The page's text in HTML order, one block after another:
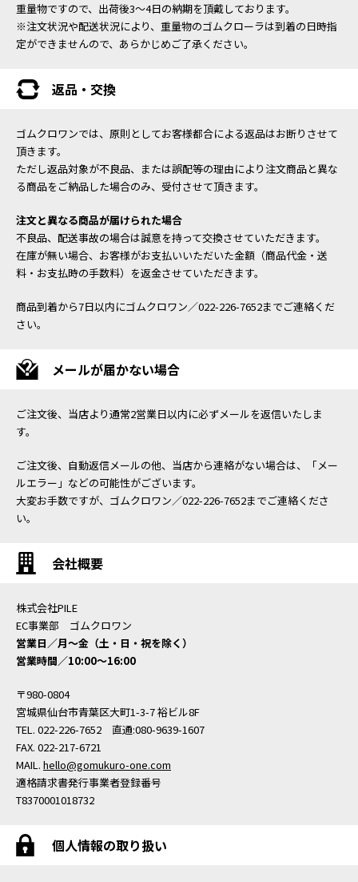
重量物ですので、出荷後3～4日の納期を頂戴しております。
※注文状況や配送状況により、重量物のゴムクローラは到着の日時指
定ができませんので、あらかじめご了承ください。
返品・交換
ゴムクロワンでは、原則としてお客様都合による返品はお断りさせて
頂きます。
ただし返品対象が不良品、または誤配等の理由により注文商品と異な
る商品をご納品した場合のみ、受付させて頂きます。
注文と異なる商品が届けられた場合
不良品、配送事故の場合は誠意を持って交換させていただきます。
在庫が無い場合、お客様がお支払いいただいた金額（商品代金・送
料・お支払時の手数料）を返金させていただきます。
商品到着から7日以内にゴムクロワン／022-226-7652までご連絡くだ
さい。
メールが届かない場合
ご注文後、当店より通常2営業日以内に必ずメールを返信いたしま
す。
ご注文後、自動返信メールの他、当店から連絡がない場合は、「メー
ルエラー」などの可能性がございます。
大変お手数ですが、ゴムクロワン／022-226-7652までご連絡くださ
い。
会社概要
株式会社PILE
EC事業部 ゴムクロワン
営業日／月〜金（土・日・祝を除く）
営業時間／10:00〜16:00
〒980-0804
宮城県仙台市青葉区大町1-3-7 裕ビル8F
TEL. 022-226-7652 直通:080-9639-1607
FAX. 022-217-6721
MAIL. hello@gomukuro-one.com
適格請求書発行事業者登録番号
T8370001018732
個人情報の取り扱い